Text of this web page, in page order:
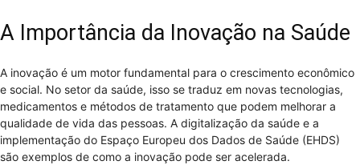
A Importância da Inovação na Saúde
A inovação é um motor fundamental para o crescimento econômico
e social. No setor da saúde, isso se traduz em novas tecnologias,
medicamentos e métodos de tratamento que podem melhorar a
qualidade de vida das pessoas. A digitalização da saúde e a
implementação do Espaço Europeu dos Dados de Saúde (EHDS)
são exemplos de como a inovação pode ser acelerada.